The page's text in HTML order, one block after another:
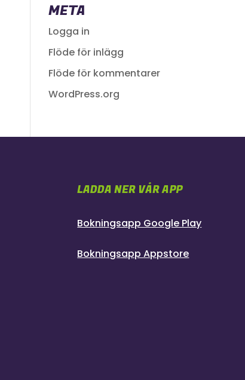
META
Logga in
Flöde för inlägg
Flöde för kommentarer
WordPress.org
LADDA NER VÅR APP
Bokningsapp Google Play
Bokningsapp Appstore